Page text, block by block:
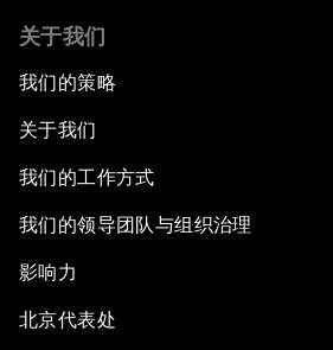
关于我们
我们的策略
关于我们
我们的工作方式
我们的领导团队与组织治理
影响力
北京代表处